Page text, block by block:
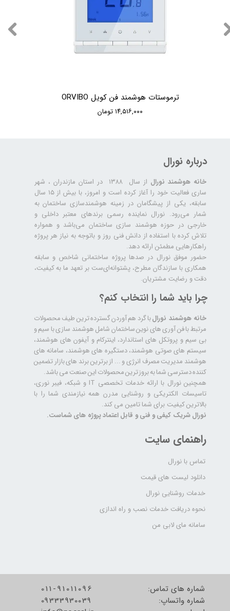
ترموستات هوشمند فن کویل ORVIBO
۱۴,۵۱۶,۰۰۰ تومان
درباره نورال
خانه هوشمند نورال
از سال ۱۳۸۸ در استان مازندران ، شهر
ساری فعالیت خود را آغاز کرده است و امروز، با بیش از ۱۵ سال
سابقه، یکی از پیشگامان در زمینه هوشمندسازی ساختمان به
شمار می‌رود. نورال نماینده رسمی برندهای معتبر داخلی و
خارجی در حوزه هوشمند سازی ساختمان می‌باشد و همواره
تلاش کرده با استفاده از دانش فنی روز و باتوجه به نیاز هر پروژه
راهکارهایی مطمئن ارائه دهد.
حضور موفق نورال در صدها پروژه‌ ساختمانی شاخص و سابقه
همکاری با سازندگان مطرح، پشتوانه‌ای‌ست بر تعهد ما به کیفیت،
دقت و رضایت مشتریان.
راهنمای سایت
تماس با نورال
دانلود لیست های قیمت
خدمات روشنایی نورال
نحوه دریافت خدمات نصب و راه اندازی
سامانه مای لابی من
چرا باید شما را انتخاب کنم؟
خانه هوشمند نورالبا گرد هم آوردن گسترده ترین طیف محصولات
مرتبط با فن آوری های نوین ساختمان شامل هوشمند سازی با سیم و
بی سیم و پروتکل های استاندارد، اینترکام و آیفون های هوشمند،
سیستم های صوتی هوشمند، دستگیره های هوشمند، سامانه های
هوشمند مدیریت مصرف انرژی و ... از برترین برند های بازار تضمین
کننده دسترسی شما به بروز ترین محصولات این صنعت می باشد.
همچنین نورال با ارائه خدمات تخصصی IT و شبکه، فیبر نوری،
تاسیسات الکتریکی و روشنایی مدرن همه نیازمندی شما را با
بالاترین کیفیت برای شما تامین می کند.
نورال شریک کیفی و فنی و قابل اعتماد پروژه های شماست.
شماره های تماس:
شماره واتساپ:
011-91011096
09333930039